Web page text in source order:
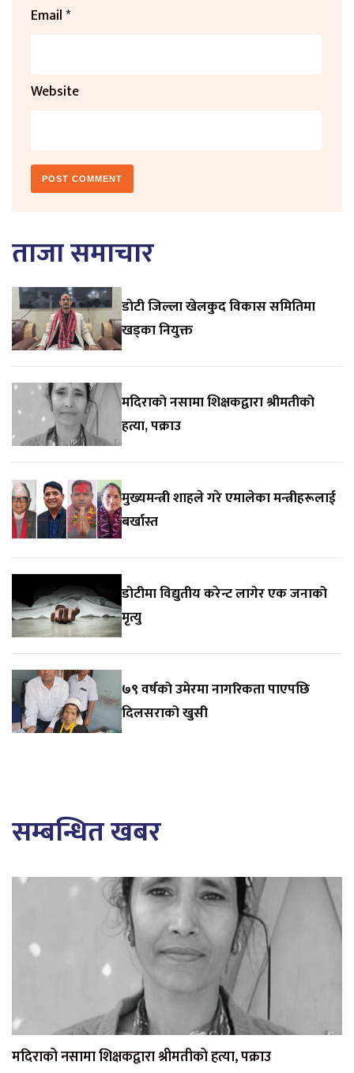
Email*
Website
ताजा समाचार
डाेटी जिल्ला खेलकुद विकास समितिमा
खड्का नियुक्त
मदिराको नसामा शिक्षकद्वारा श्रीमतीको
हत्या, पक्राउ
मुख्यमन्त्री शाहले गरे एमालेका मन्त्रीहरूलाई
बर्खास्त
डोटीमा विद्युतीय करेन्ट लागेर एक जनाको
मृत्यु
७९ वर्षको उमेरमा नागरिकता पाएपछि
दिलसराको खुसी
सम्बन्धित खबर
मदिराको नसामा शिक्षकद्वारा श्रीमतीको हत्या, पक्राउ